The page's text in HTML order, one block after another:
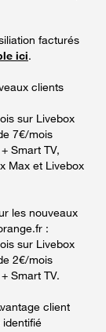
facturés
ici.
clients
sur Livebox
7€/mois
Smart TV,
Max et Livebox
les nouveaux
:
sur Livebox
2€/mois
Smart TV.
client
identifié